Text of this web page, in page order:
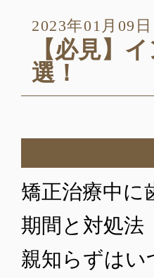
2023年01月09日
【必見】
選！
矯正治療中に
期間と対処法
親知らずはい